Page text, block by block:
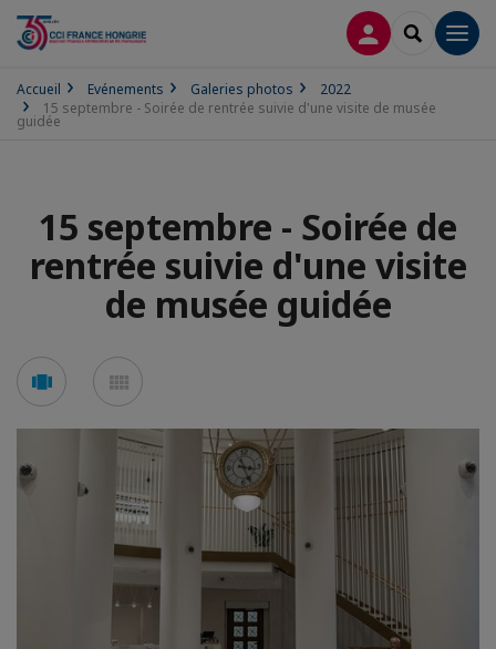
CONNEXION
Accueil Evénements Galeries photos
2022
15 septembre - Soirée de rentrée suivie d'une visite de musée
guidée
15 septembre - Soirée de
rentrée suivie d'une visite
de musée guidée
Voir
en
carousel
en
mosaïque